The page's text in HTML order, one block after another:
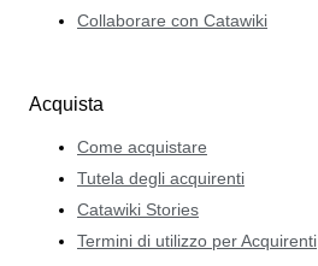
Collaborare con Catawiki
Acquista
Come acquistare
Tutela degli acquirenti
Catawiki Stories
Termini di utilizzo per Acquirenti